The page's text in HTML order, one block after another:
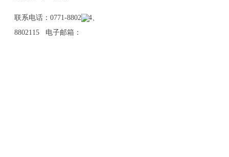
联系电话：0771-8802114、
8802115 电子邮箱：